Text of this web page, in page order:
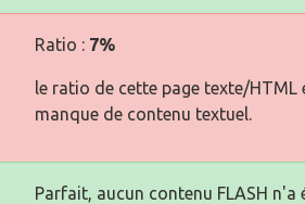
Ratio : 7%
le ratio de cette page texte/
manque de contenu textuel.
Parfait, aucun contenu FLASH n'a